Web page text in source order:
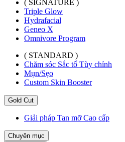
( SIGNATURE )
Triple Glow
Hydrafacial
Geneo X
Omnivore Program
( STANDARD )
Chăm sóc Sắc tố Tùy chỉnh
Mụn/Sẹo
Custom Skin Booster
Gold Cut
Giải pháp Tan mỡ Cao cấp
Chuyên mục